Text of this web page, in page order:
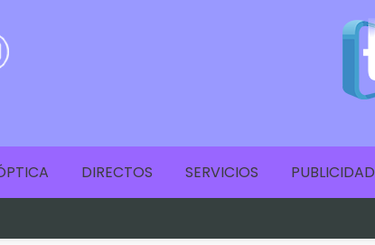
DIRECTOS SERVICIOS PUBLICIDAD